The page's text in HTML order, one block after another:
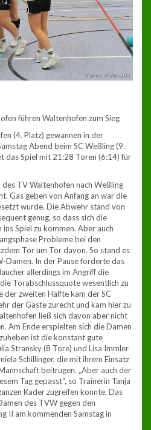
führen Waltenhofen zum Sieg
(4. Platz) gewannen in der
Abend beim SC Weßling (9.
das Spiel mit 21:28 Toren (6:14) für
TV Waltenhofen nach Weßling
Gas geben von Anfang an war die
wurde. Die Abwehr stand von
genug, so dass sich die
Spiel zu kommen. Aber auch
Probleme bei den
Tor um Tor davon. So stand es
Damen. In der Pause forderte das
allerdings im Angriff die
Torabschlussquote wesentlich zu
der zweiten Hälfte kam der SC
der Gäste zurecht und kam hier zu
ließ sich davon aber nicht
Am Ende erspielten sich die Damen
ist die konstant gute
Stransky (8 Tore) und Lisa Immler
Schillinger, die mit ihrem Einsatz
beitrugen. „Aber auch der
Tag gepasst“, so Trainerin Tanja
Kader zugreifen konnte. Das
des TVW gegen den
II am kommenden Samstag in